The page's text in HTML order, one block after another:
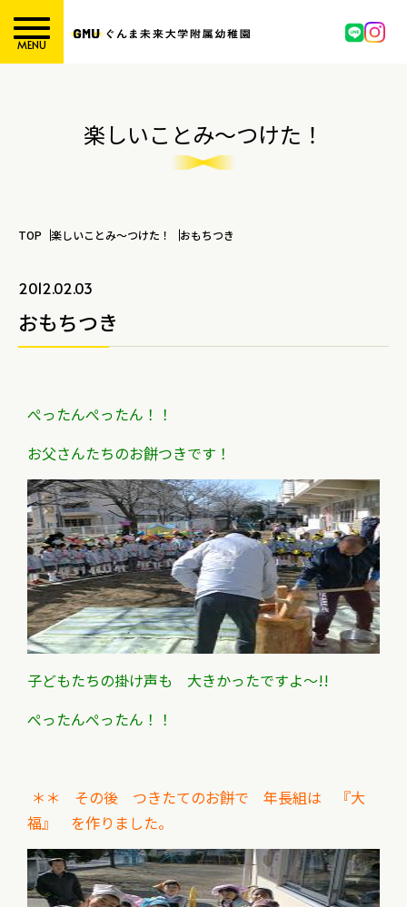
MENU
楽しいことみ～つけた！
TOP 楽しいことみ～つけた！ おもちつき
2012.02.03
おもちつき
ぺったんぺったん！！
お父さんたちのお餅つきです！
子どもたちの掛け声も 大きかったですよ～!!
ぺったんぺったん！！
＊＊ その後 つきたてのお餅で 年長組は 『大
福』 を作りました。